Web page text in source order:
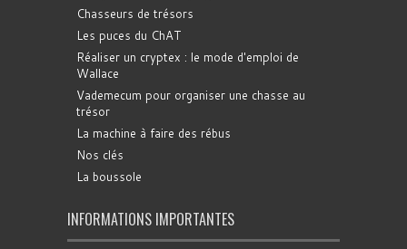
Chasseurs de trésors
Les puces du ChAT
Réaliser un cryptex : le mode d'emploi de
Wallace
Vademecum pour organiser une chasse au
trésor
La machine à faire des rébus
Nos clés
La boussole
INFORMATIONS IMPORTANTES